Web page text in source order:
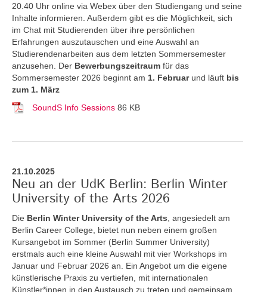
20.40 Uhr online via Webex über den Studiengang und seine
Inhalte informieren. Außerdem gibt es die Möglichkeit, sich
im Chat mit Studierenden über ihre persönlichen
Erfahrungen auszutauschen und eine Auswahl an
Studierendenarbeiten aus dem letzten Sommersemester
anzusehen. Der Bewerbungszeitraum für das
Sommersemester 2026 beginnt am 1. Februar und läuft bis
zum 1. März
SoundS Info Sessions 86 KB
21.10.2025
Neu an der UdK Berlin: Berlin Winter
University of the Arts 2026
Die Berlin Winter University of the Arts , angesiedelt am
Berlin Career College, bietet nun neben einem großen
Kursangebot im Sommer (Berlin Summer University)
erstmals auch eine kleine Auswahl mit vier Workshops im
Januar und Februar 2026 an. Ein Angebot um die eigene
künstlerische Praxis zu vertiefen, mit internationalen
Künstler*innen in den Austausch zu treten und gemeinsam